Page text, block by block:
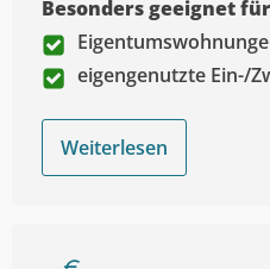
Besonders geeignet
eigengenutzte Ein-/
Weiterlesen